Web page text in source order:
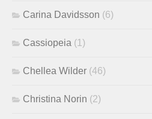
Carina Davidsson (6)
Cassiopeia (1)
Chellea Wilder (46)
Christina Norin (2)